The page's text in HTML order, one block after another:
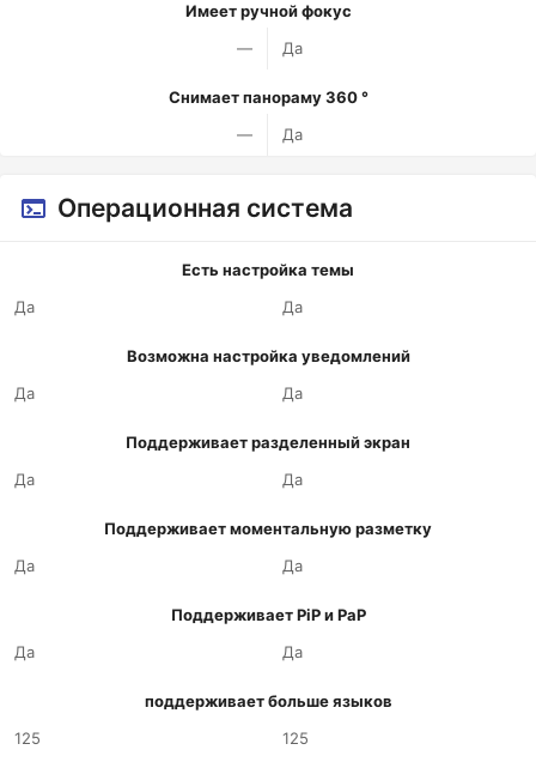
Имеет ручной фокус
—
Да
Снимает панораму 360 °
—
Да
Операционная система
Есть настройка темы
Да
Да
Возможна настройка уведомлений
Да
Да
Поддерживает разделенный экран
Да
Да
Поддерживает моментальную разметку
Да
Да
Поддерживает PiP и PaP
Да
Да
поддерживает больше языков
125
125